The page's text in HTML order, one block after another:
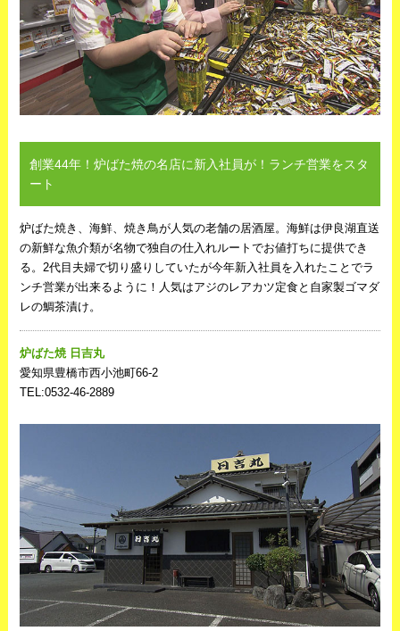
創業44年！炉ばた焼の名店に新入社員が！ランチ営業をスタ
ート
炉ばた焼き、海鮮、焼き鳥が人気の老舗の居酒屋。海鮮は伊良湖直送
の新鮮な魚介類が名物で独自の仕入れルートでお値打ちに提供でき
る。2代目夫婦で切り盛りしていたが今年新入社員を入れたことでラ
ンチ営業が出来るように！人気はアジのレアカツ定食と自家製ゴマダ
レの鯛茶漬け。
炉ばた焼 日吉丸
愛知県豊橋市西小池町66‐2
TEL:0532‐46‐2889